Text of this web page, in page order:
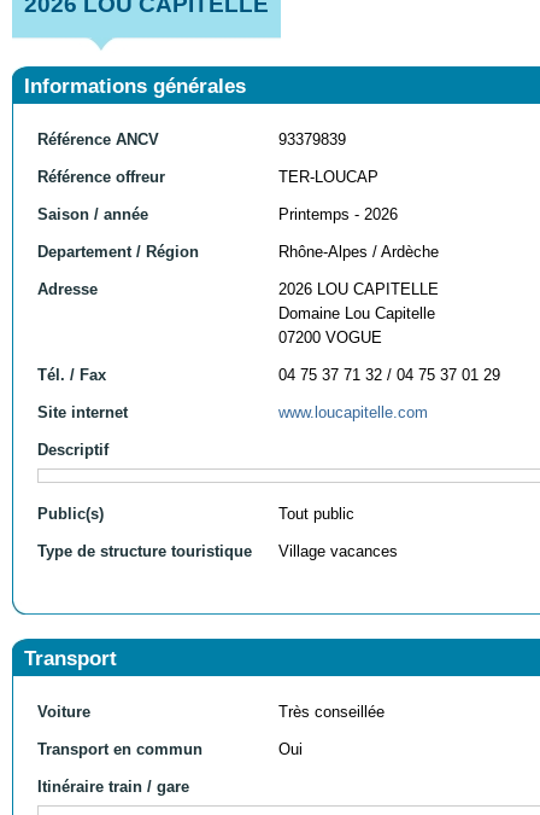
Informations générales
Référence ANCV 93379839
Référence offreur TER-LOUCAP
Saison / année Printemps - 2026
Departement / Région Rhône-Alpes / Ardèche
Adresse
2026 LOU CAPITELLE
Domaine Lou Capitelle
07200 VOGUE
Tél. / Fax 04 75 37 71 32 / 04 75 37 01 29
Site internet www.loucapitelle.com
Descriptif
Public(s) Tout public
Type de structure touristique Village vacances
Transport
Voiture Très conseillée
Transport en commun Oui
Itinéraire train / gare